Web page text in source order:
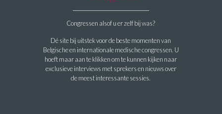
Congressen alsof u er zelf bij was?
Dé site bij uitstek voor de beste momenten van
Belgische en internationale medische congressen. U
hoeft maar aan te klikken om te kunnen kijken naar
exclusieve interviews met sprekers en nieuws over
de meest interessante sessies.